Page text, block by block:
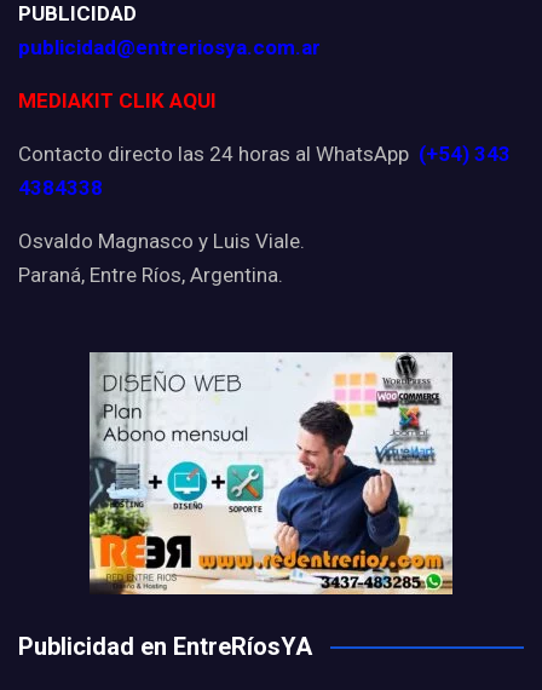
PUBLICIDAD
publicidad@entreriosya.com.ar
MEDIAKIT CLIK AQUI
Contacto directo las 24 horas al WhatsApp (+54) 343
4384338
Osvaldo Magnasco y Luis Viale.
Paraná, Entre Ríos, Argentina.
Publicidad en EntreRíosYA